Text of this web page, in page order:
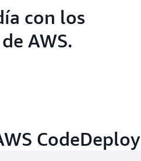
con los
AWS.
CodeDeploy